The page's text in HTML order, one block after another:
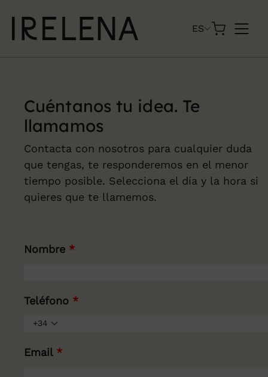
content
ES
Cuéntanos tu idea. Te
llamamos
Contacta con nosotros para cualquier duda
que tengas, te responderemos en el menor
tiempo posible. Selecciona el día y la hora si
quieres que te llamemos.
Nombre *
Teléfono *
+34
Email *